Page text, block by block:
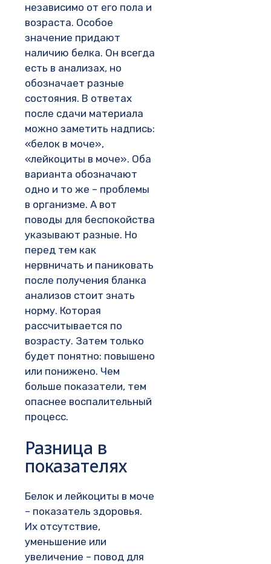
независимо от его пола и
возраста. Особое
значение придают
наличию белка. Он всегда
есть в анализах, но
обозначает разные
состояния. В ответах
после сдачи материала
можно заметить надпись:
«белок в моче»,
«лейкоциты в моче». Оба
варианта обозначают
одно и то же – проблемы
в организме. А вот
поводы для беспокойства
указывают разные. Но
перед тем как
нервничать и паниковать
после получения бланка
анализов стоит знать
норму. Которая
рассчитывается по
возрасту. Затем только
будет понятно: повышено
или понижено. Чем
больше показатели, тем
опаснее воспалительный
процесс.
Разница в
показателях
Белок и лейкоциты в моче
– показатель здоровья.
Их отсутствие,
уменьшение или
увеличение – повод для